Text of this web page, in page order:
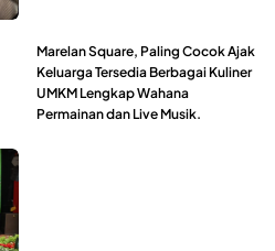
Marelan Square, Paling Cocok Ajak
Keluarga Tersedia Berbagai Kuliner
UMKM Lengkap Wahana
Permainan dan Live Musik.